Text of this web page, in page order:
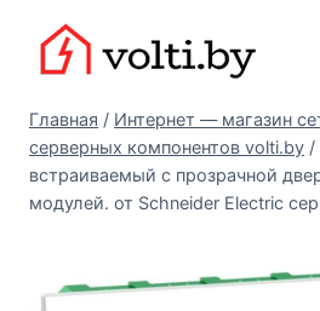
содержимому
Главная / Интернет — магазин
серверных компонентов volti.by /
встраиваемый с прозрачной
модулей. от Schneider Electric